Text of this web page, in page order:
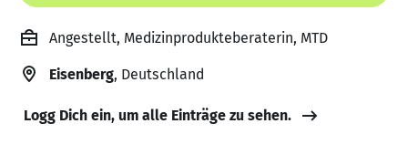
Angestellt, Medizinprodukteberaterin, MTD
Eisenberg, Deutschland
Logg Dich ein, um alle Einträge zu sehen.